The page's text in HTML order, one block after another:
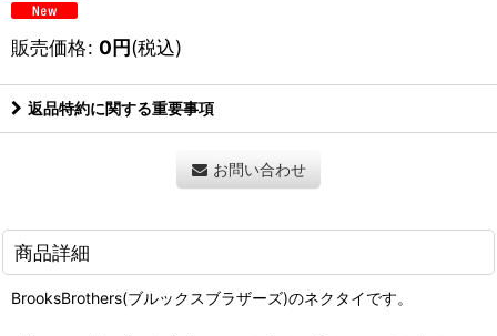
販売価格: 0円(税込)
返品特約に関する重要事項
お問い合わせ
商品詳細
BrooksBrothers(ブルックスブラザーズ)のネクタイです。